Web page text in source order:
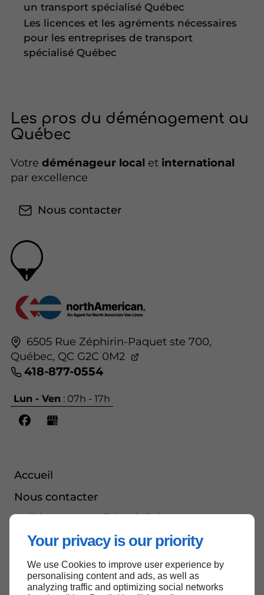
Your privacy is our priority
We use Cookies to improve user experience by
personalising content and ads, as well as
analyzing traffic and optimizing social networks
un transport spécialisé Québec
Les licences et les agréments nécessaires
pour les entreprises de transport
spécialisé Québec
6505 Rue Zéphirin-Paquet ste 700,
Québec, QC G2C 0M2
418-877-0554
Lun - Ven : 07h - 17h
Accueil
Nous contacter
Politique de confidentialité
Plan du site
Les pros du déménagement au
Québec
Votredéménageur local et international
par excellence
Nous contacter